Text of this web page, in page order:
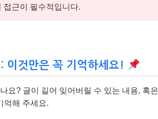
접근이 필수적입니다.
이것만은 꼭 기억하세요!
요? 글이 길어 잊어버릴 수 있는 내용, 혹
억해 주세요.